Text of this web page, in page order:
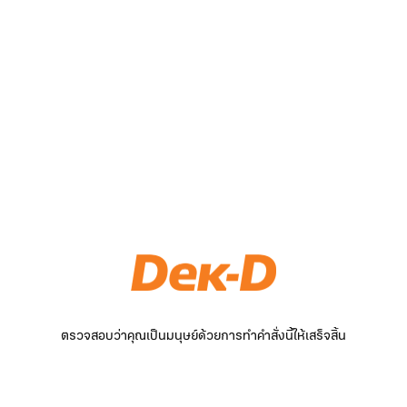
ตรวจสอบว่าคุณเป็นมนุษย์ด้วยการทำคำสั่งนี้ให้เสร็จสิ้น